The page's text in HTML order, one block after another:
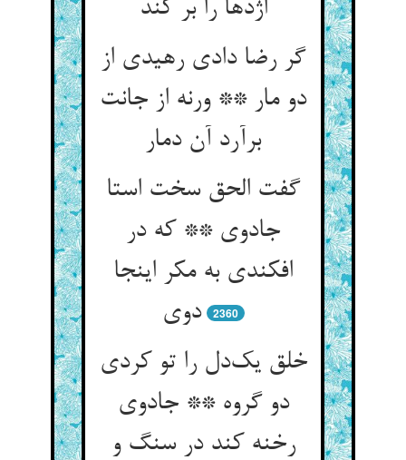
اژدها را بر کند
گر رضا دادی رهیدی از
دو مار ** ورنه از جانت
برآرد آن دمار
گفت الحق سخت استا
جادوی ** که در
افکندی به مکر اینجا
دوی
2360
خلق یک‌دل را تو کردی
دو گروه ** جادوی
رخنه کند در سنگ و